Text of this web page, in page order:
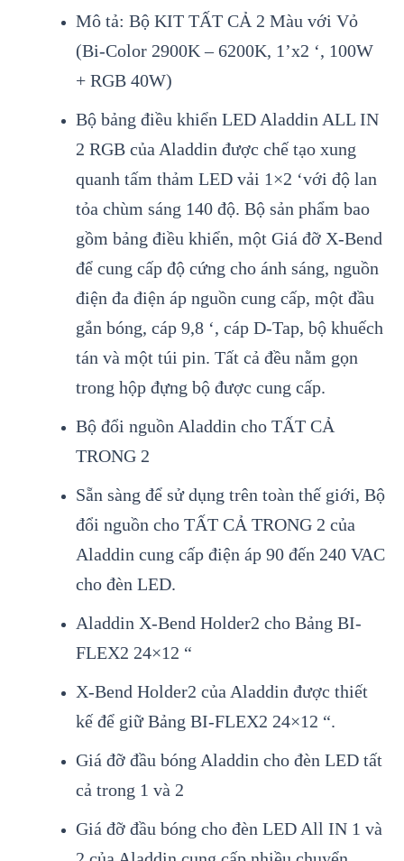
Mô tả: Bộ KIT TẤT CẢ 2 Màu với Vỏ
(Bi-Color 2900K – 6200K, 1’x2 ‘, 100W
+ RGB 40W)
Bộ bảng điều khiển LED Aladdin ALL IN
2 RGB của Aladdin được chế tạo xung
quanh tấm thảm LED vải 1×2 ‘với độ lan
tỏa chùm sáng 140 độ. Bộ sản phẩm bao
gồm bảng điều khiển, một Giá đỡ X-Bend
để cung cấp độ cứng cho ánh sáng, nguồn
điện đa điện áp nguồn cung cấp, một đầu
gắn bóng, cáp 9,8 ‘, cáp D-Tap, bộ khuếch
tán và một túi pin. Tất cả đều nằm gọn
trong hộp đựng bộ được cung cấp.
Bộ đổi nguồn Aladdin cho TẤT CẢ
TRONG 2
Sẵn sàng để sử dụng trên toàn thế giới, Bộ
đổi nguồn cho TẤT CẢ TRONG 2 của
Aladdin cung cấp điện áp 90 đến 240 VAC
cho đèn LED.
Aladdin X-Bend Holder2 cho Bảng BI-
FLEX2 24×12 “
X-Bend Holder2 của Aladdin được thiết
kế để giữ Bảng BI-FLEX2 24×12 “.
Giá đỡ đầu bóng Aladdin cho đèn LED tất
cả trong 1 và 2
Giá đỡ đầu bóng cho đèn LED All IN 1 và